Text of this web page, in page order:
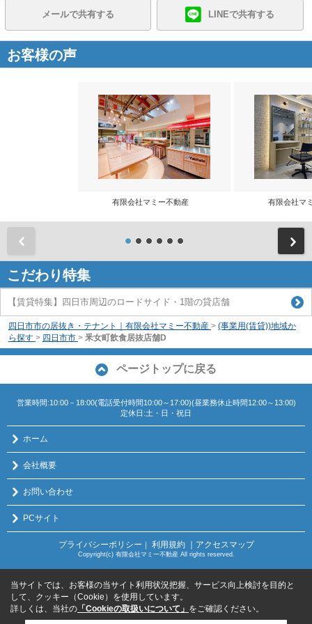
メールで共有する LINEで共有する
お客様の声
有限会社マミー不動産 有限会社
こだわり特集
【賃貸特集】四日市周辺のロードサイド・1階の貸店舗
四日市市の居抜き・テナント｜有限会社マミー不動産 > (事業用(賃貸))地域か
ら探す > 四日市市 > 釆女町飲食居抜店舗D
ページトップに戻る
営業時間:10:00－18:00(電話受付時間10:00～17:00)(昼業務休止時間12:00～13:00)
定休日:土・日・祝日
ホーム
会社概要
お問い合わせ
PCサイト
プライバシーポリシー 利用規約 ｜アクセスマップ
Copyright(c) 有限会社マミー不動産 All rights reserved.
当サイトでは、お客様の当サイト利用状況把握、サービス向上検討を目的と
して、クッキー（Cookie）を使用しています。
詳しくは、当社の 「Cookieの取扱いについて」 をご確認ください。